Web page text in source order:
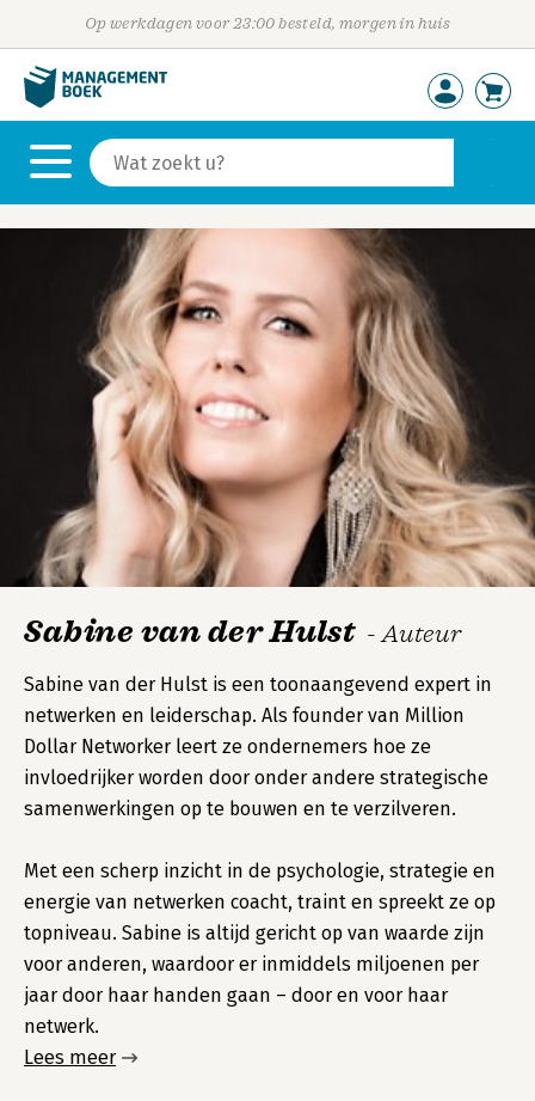
Op werkdagen voor 23:00 besteld, morgen in huis
Sabine van der Hulst - Auteur
Sabine van der Hulst is een toonaangevend expert in
netwerken en leiderschap. Als founder van Million
Dollar Networker leert ze ondernemers hoe ze
invloedrijker worden door onder andere strategische
samenwerkingen op te bouwen en te verzilveren.
Met een scherp inzicht in de psychologie, strategie en
energie van netwerken coacht, traint en spreekt ze op
topniveau. Sabine is altijd gericht op van waarde zijn
voor anderen, waardoor er inmiddels miljoenen per
jaar door haar handen gaan – door en voor haar
netwerk.
Lees meer